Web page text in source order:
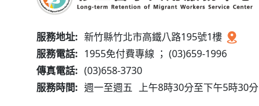
服務地址: 新竹縣竹北市高鐵八路195號1樓
服務電話: 1955免付費專線 ； (03)659-1996
傳真電話: (03)658-3730
服務時間: 週一至週五 上午8時30分至下午5時30分